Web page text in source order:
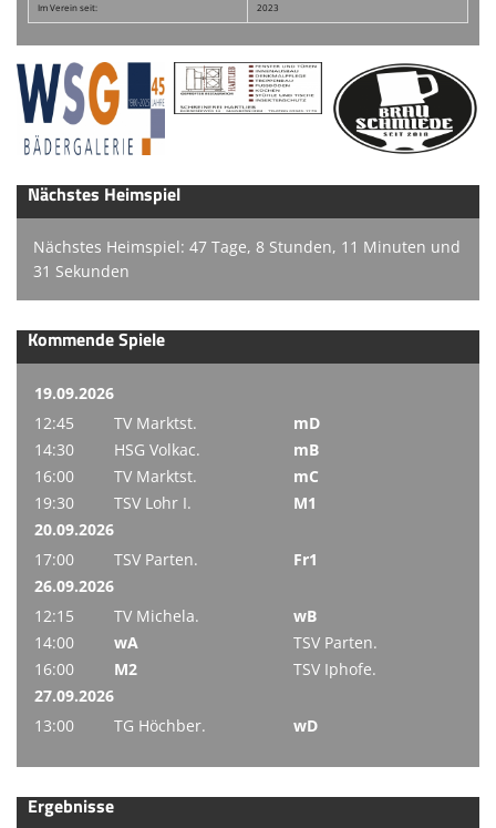
Im Verein seit: 2023
Nächstes Heimspiel
Nächstes Heimspiel: 47 Tage, 8 Stunden, 11 Minuten und
31 Sekunden
Kommende Spiele
19.09.2026
12:45
TV Marktst.
mD
14:30
HSG Volkac.
mB
16:00
TV Marktst.
mC
19:30
TSV Lohr I.
M1
20.09.2026
17:00
TSV Parten.
Fr1
26.09.2026
12:15
TV Michela.
wB
14:00
wA
TSV Parten.
16:00
M2
TSV Iphofe.
27.09.2026
13:00
TG Höchber. wD
Ergebnisse